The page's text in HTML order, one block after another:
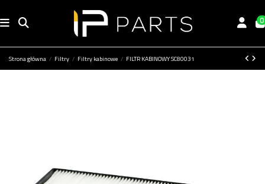
0
Strona główna Filtry Filtry kabinowe FILTR KABINOWY SC80031